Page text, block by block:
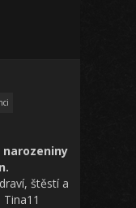
narozeniny
štěstí a